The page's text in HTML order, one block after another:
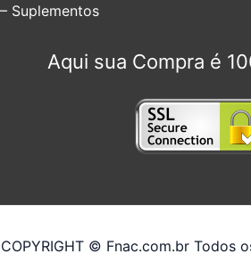
– Suplementos
Aqui sua Compra é
COPYRIGHT © Fnac.com.br Todos